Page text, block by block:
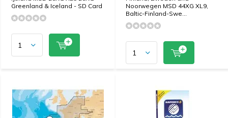
Greenland & Iceland - SD Card
Noorwegen MSD 44XG XL9,
Baltic-Finland-Swe...